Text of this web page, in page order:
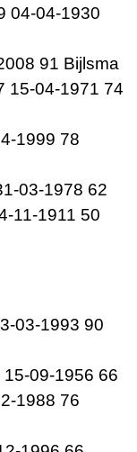
04-04-1930
91 Bijlsma
15-04-1971 74
1999 78
03-1978 62
11-1911 50
03-1993 90
09-1956 66
1988 76